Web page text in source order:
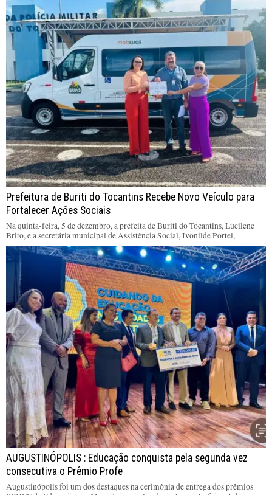
Prefeitura de Buriti do Tocantins Recebe Novo Veículo para
Fortalecer Ações Sociais
Na quinta-feira, 5 de dezembro, a prefeita de Buriti do Tocantins, Lucilene
Brito, e a secretária municipal de Assistência Social, Ivonilde Portel,
AUGUSTINÓPOLIS : Educação conquista pela segunda vez
consecutiva o Prêmio Profe
Augustinópolis foi um dos destaques na cerimônia de entrega dos prêmios